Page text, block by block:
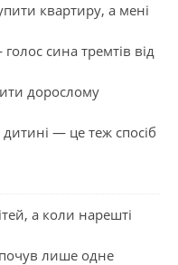
квартиру, а мені
сина тремтів від
дорослому
— це теж спосіб
а коли нарешті
лише одне